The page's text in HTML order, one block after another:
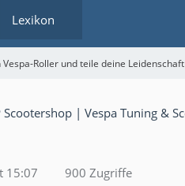
Lexikon
Roller und teile deine Leidenschaft
15:07 900 Zugriffe